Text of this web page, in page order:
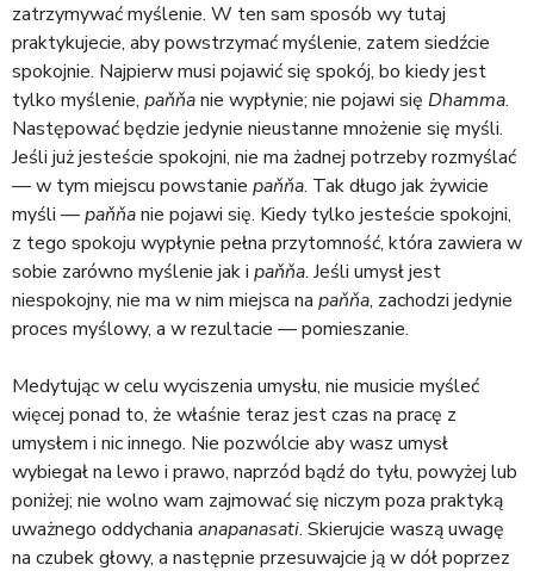
zatrzymywać myślenie. W ten sam sposób wy tutaj
praktykujecie, aby powstrzymać myślenie, zatem siedźcie
spokojnie. Najpierw musi pojawić się spokój, bo kiedy jest
tylko myślenie, paňňanie wypłynie; nie pojawi się Dhamma.
Następować będzie jedynie nieustanne mnożenie się myśli.
Jeśli już jesteście spokojni, nie ma żadnej potrzeby rozmyślać
— w tym miejscu powstanie paňňa. Tak długo jak żywicie
myśli —paňňanie pojawi się. Kiedy tylko jesteście spokojni,
z tego spokoju wypłynie pełna przytomność, która zawiera w
sobie zarówno myślenie jak i paňňa. Jeśli umysł jest
niespokojny, nie ma w nim miejsca na paňňa, zachodzi jedynie
proces myślowy, a w rezultacie — pomieszanie.
Medytując w celu wyciszenia umysłu, nie musicie myśleć
więcej ponad to, że właśnie teraz jest czas na pracę z
umysłem i nic innego. Nie pozwólcie aby wasz umysł
wybiegał na lewo i prawo, naprzód bądź do tyłu, powyżej lub
poniżej; nie wolno wam zajmować się niczym poza praktyką
uważnego oddychania anapanasati. Skierujcie waszą uwagę
na czubek głowy, a następnie przesuwajcie ją w dół poprzez